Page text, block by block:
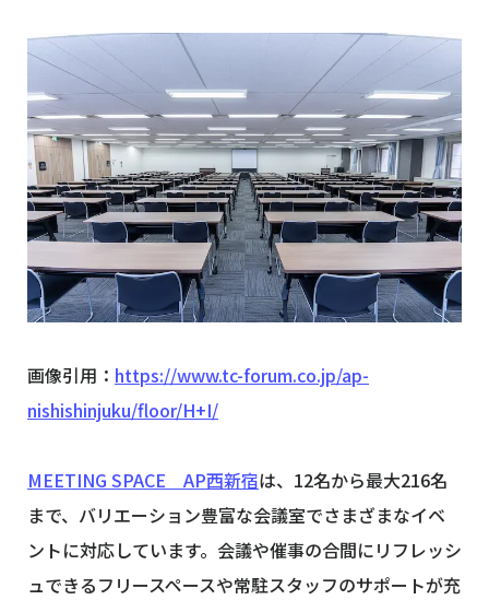
画像引用： https://www.tc-forum.co.jp/ap-
nishishinjuku/floor/H+I/
MEETING SPACE AP西新宿は、12名から最大216名
まで、バリエーション豊富な会議室でさまざまなイベ
ントに対応しています。会議や催事の合間にリフレッシ
ュできるフリースペースや常駐スタッフのサポートが充